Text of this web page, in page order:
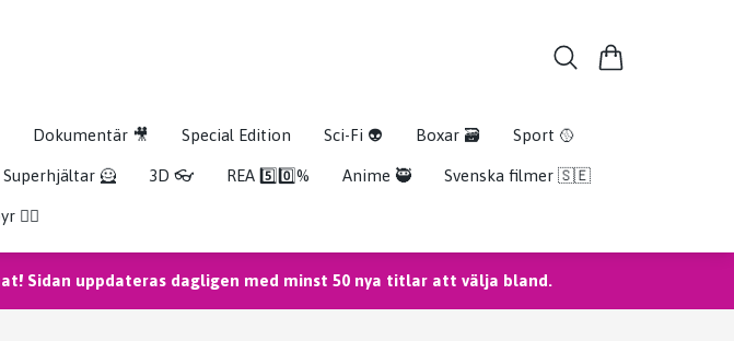
Dokumentär 🎥 Special Edition Sci-Fi 👽 Boxar 🗃️ Sport 🥎
Superhjältar 🦸 3D 👓 REA 5️⃣0️⃣% Anime 🥷 Svenska filmer 🇸🇪
🧛‍♀️
Sidan uppdateras dagligen med minst 50 nya titlar att välja bland.